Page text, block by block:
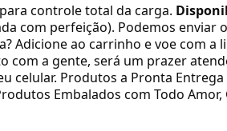
controle total da carga.
com perfeição). Podemos
ao carrinho e voe com a
com a gente, será um prazer
celular. Produtos a Pronta
Embalados com Todo